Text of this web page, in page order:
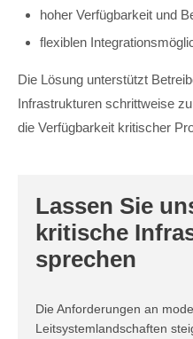
hoher Verfügbarkeit und
flexiblen
Die Lösung unterstützt
Infrastrukturen schrittweise
die Verfügbarkeit kritischer
Lassen Sie
kritische
sprechen
Die Anforderungen an
Leitsystemlandschaften